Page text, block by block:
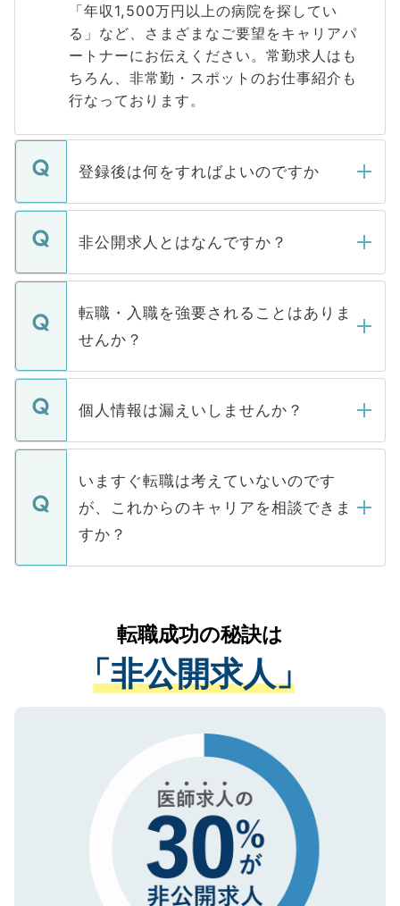
「年収1,500万円以上の病院を探してい
る」など、さまざまなご要望をキャリアパ
ートナーにお伝えください。常勤求人はも
ちろん、非常勤・スポットのお仕事紹介も
行なっております。
登録後は何をすればよいのですか
ご登録いただきましたら、弊社担当者がご
登録内容を確認し、その後メールもしくは
ます。通常、5営業日以内にはご連絡をせて
いただきますので、しばらくお待ちくださ
非公開求人とはなんですか？
マイナビDOCTORで取り扱っている求人の
うち約3割は、Webサイトからご覧いただ
けない「非公開求人」です。非公開求人は
下記の理由によって、一般には公開してい
ません。
■応募殺到を避けるため 人気のある医療機
関を公にしてしまうと、応募が殺到する場
に、医療機関が求める条件に合った人材の
みを人材紹介会社に依頼するケースが増え
ています。
転職・入職を強要されることはありま
せんか？
転職・入職を強要することは一切ありませ
ん。また、仮に応募先から内定をいただい
定を承諾する必要はありません。内定先へ
の辞退の連絡はキャリアパートナーが行い
個人情報は漏えいしませんか？
個人情報が漏えいすることはありませんの
で、ご安心ください。当サイトからの登録
などで収集したご登録者様の個人情報は、
ご本人のキャリアアップおよび転職活動の
支援を目的に使用いたします。お預かりし
ているすべての個人データはご本人の許可
は、個人情報の取り扱いについての厳密な
管理基準を満たした事業者のみに付与され
る、プライバシーマークを取得済みです。
で、機密保持に関してもご安心ください。
いますぐ転職は考えていないのです
が、これからのキャリアを相談できま
すか？
かがいして、現在の医療機関の状況や紹介
経験をまじえながら、適切なアドバイスを
させていただきます。すぐにご転職をされ
ない方には、長期的なサポートが可能です
ので、まずはご登録ください。
転職成功の秘訣は
「非公開求人」